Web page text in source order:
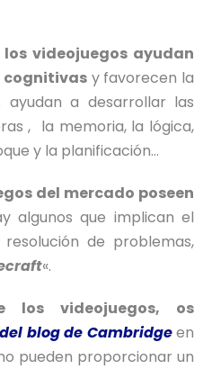
videojuegos ayudan
cognitivas y favorecen la
ayudan a desarrollar las
, la memoria, la lógica,
y la planificación…
del mercado poseen
algunos que implican el
de problemas,
«.
videojuegos, os
blog de Cambridgeen
pueden proporcionar un